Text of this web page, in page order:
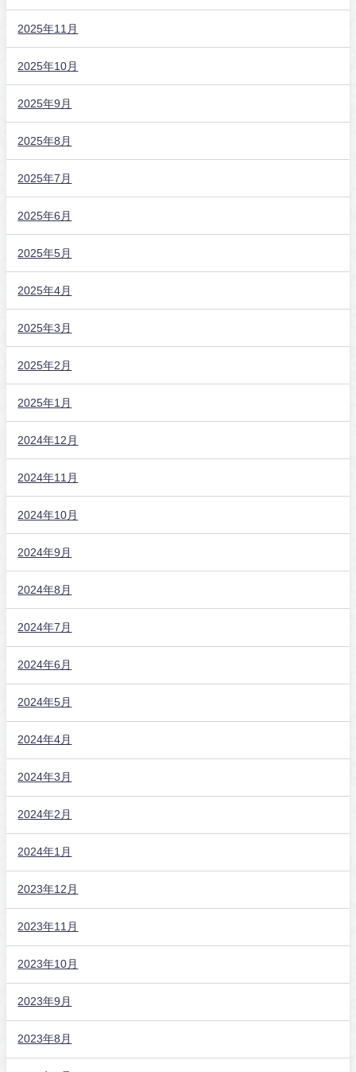
2025年11月
2025年10月
2025年9月
2025年8月
2025年7月
2025年6月
2025年5月
2025年4月
2025年3月
2025年2月
2025年1月
2024年12月
2024年11月
2024年10月
2024年9月
2024年8月
2024年7月
2024年6月
2024年5月
2024年4月
2024年3月
2024年2月
2024年1月
2023年12月
2023年11月
2023年10月
2023年9月
2023年8月